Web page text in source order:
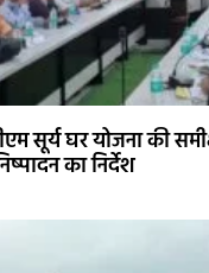
सूर्य घर योजना की
का निर्देश